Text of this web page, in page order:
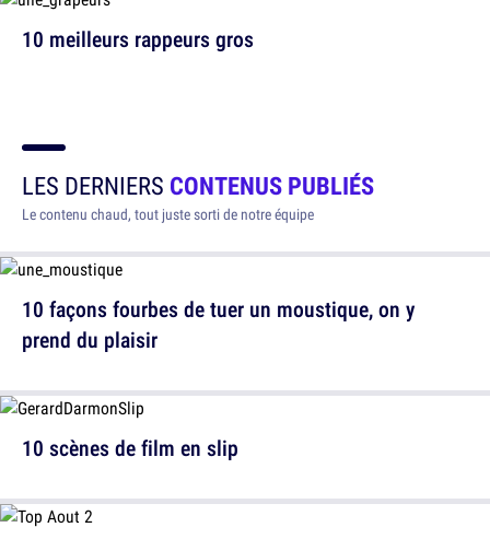
10 meilleurs rappeurs gros
LES DERNIERS CONTENUS PUBLIÉS
Le contenu chaud, tout juste sorti de notre équipe
10 façons fourbes de tuer un moustique, on y
prend du plaisir
10 scènes de film en slip